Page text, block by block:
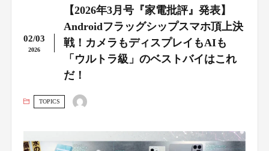
02/03
2026
【2026年3月号『家電批評』発表】
Androidフラッグシップスマホ頂上決
戦！カメラもディスプレイもAIも
「ウルトラ級」のベストバイはこれ
だ！
TOPICS